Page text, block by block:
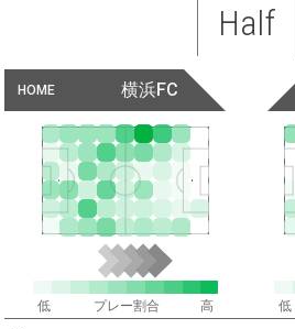
Half
HOME 横浜FC
低 プレー割合 高 低